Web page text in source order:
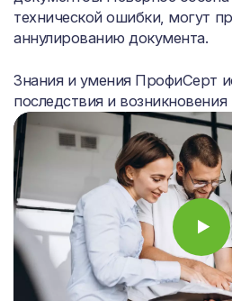
технической ошибки, могут
аннулированию документа.
Знания и умения ПрофиСерт
последствия и